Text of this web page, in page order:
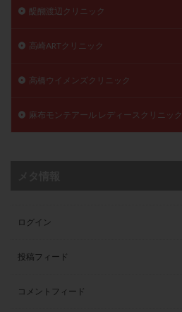
醍醐渡辺クリニック
高崎ARTクリニック
高橋ウイメンズクリニック
麻布モンテアール レディースクリニック
ログイン
投稿フィード
コメントフィード